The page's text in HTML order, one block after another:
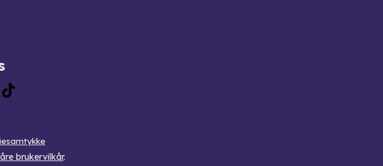
brukervilkår.